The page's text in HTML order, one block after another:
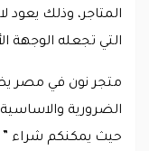
المتاجر، وذلك يعود
التي تجعله الوجهة
متجر نون في مصر
الضرورية
حيث يمكنكم شراء ”